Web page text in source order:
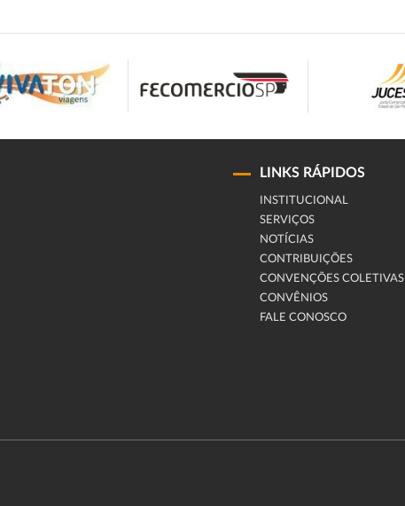
LINKS RÁPIDOS
INSTITUCIONAL
SERVIÇOS
NOTÍCIAS
CONTRIBUIÇÕES
CONVENÇÕES COLETIVAS
CONVÊNIOS
FALE CONOSCO